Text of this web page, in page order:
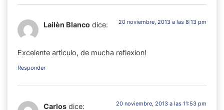
Lailèn Blanco dice: 20 noviembre, 2013 a las 8:13 pm
Excelente artìculo, de mucha reflexion!
Responder
Carlos dice: 20 noviembre, 2013 a las 11:53 pm